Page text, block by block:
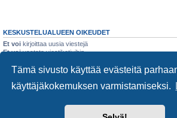
Tämä sivusto käyttää evästeitä
käyttäjäkokemuksen varmistamiseksi.
KESKUSTELUALUEEN OIKEUDET
Et voi kirjoittaa uusia viestejä
Et voivastata viestiketjuihin
Et voipoistaa omia viestejäsi
lähettää liitetiedostoja